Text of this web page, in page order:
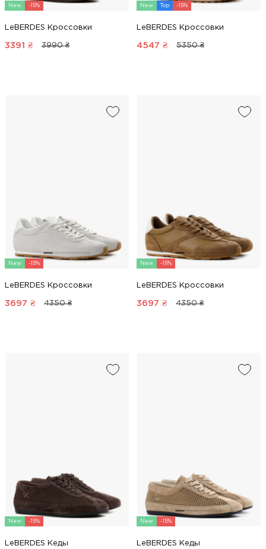
New -15%
LeBERDES Кроссовки
3391 ₴ 3990 ₴
New Top -15%
LeBERDES Кроссовки
4547 ₴ 5350 ₴
New -15%
LeBERDES Кроссовки
3697 ₴ 4350 ₴
New -15%
LeBERDES Кроссовки
3697 ₴ 4350 ₴
New -15%
LeBERDES Кеды
New -15%
LeBERDES Кеды